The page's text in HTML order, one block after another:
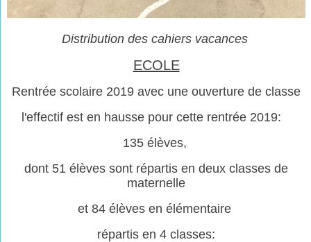
Distribution des cahiers vacances
ECOLE
Rentrée scolaire 2019 avec une ouverture de classe
l'effectif est en hausse pour cette rentrée 2019:
135 élèves,
dont 51 élèves sont répartis en deux classes de
maternelle
et 84 élèves en élémentaire
répartis en 4 classes: